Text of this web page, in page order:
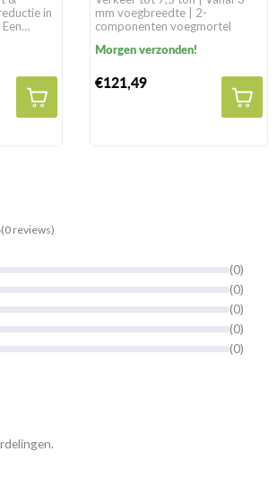
in
mm voegbreedte | 2-
componenten voegmortel
Morgen verzonden!
€121,49
(0 reviews)
(0)
(0)
(0)
(0)
(0)